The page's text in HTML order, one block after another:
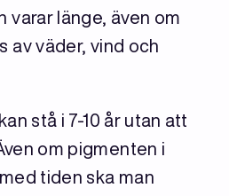
varar länge, även om
av väder, vind och
stå i 7-10 år utan att
om pigmenten i
tiden ska man